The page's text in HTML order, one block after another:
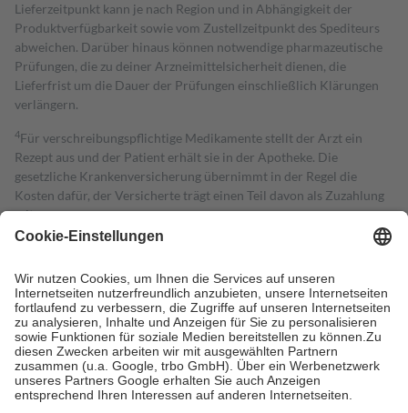
Lieferzeitpunkt kann je nach Region und in Abhängigkeit der
Produktverfügbarkeit sowie vom Zustellzeitpunkt des Spediteurs
abweichen. Darüber hinaus können notwendige pharmazeutische
Prüfungen, die zu deiner Arzneimittelsicherheit dienen, die
Lieferfrist um die Dauer der Prüfungen einschließlich Klärungen
verlängern.
4Für verschreibungspflichtige Medikamente stellt der Arzt ein
Rezept aus und der Patient erhält sie in der Apotheke. Die
gesetzliche Krankenversicherung übernimmt in der Regel die
Kosten dafür, der Versicherte trägt einen Teil davon als Zuzahlung
mit.
Grundsätzlich leisten Mitglieder Zuzahlungen in Höhe von zehn
höchstens zehn Euro.
Es sind jedoch nie mehr als die tatsächlichen
Kosten der Leistung zu entrichten.
Diese Regeln gelten grundsätzlich auch für Online-Apotheken.
Bei Heilmitteln und häuslicher Krankenpflege beträgt die
Zuzahlung zehn Prozent der Kosten sowie zehn Euro je
Verordnung.
Um das Engagement der Versicherten für ihre eigene Gesundheit zu
stärken und die besondere Stellung der Familie zu unterstützen,